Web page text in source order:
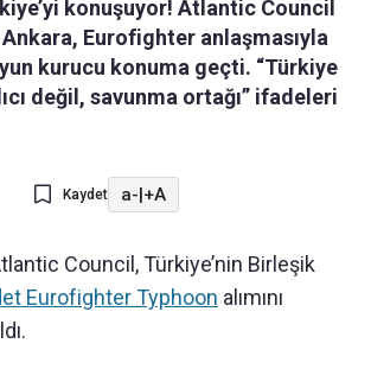
konuşuyor! Atlantic Council
Eurofighter anlaşmasıyla
kurucu konuma geçti. “Türkiye
değil, savunma ortağı” ifadeleri
Kaydet a-|+A
Council, Türkiye’nin Birleşik
Eurofighter Typhoon alımını